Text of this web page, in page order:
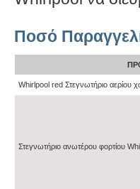
Ποσό
Whirlpool red Στεγνωτήριο αερίου
Στεγνωτήριο ανωτέρου φορτίου